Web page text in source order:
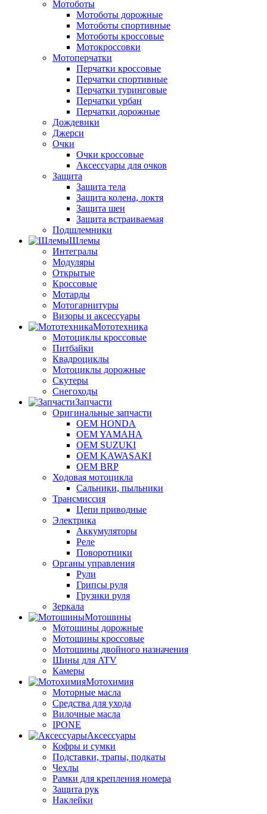
Мотоботы
Мотоботы дорожные
Мотоботы спортивные
Мотоботы кроссовые
Мотокроссовки
Мотоперчатки
Перчатки кроссовые
Перчатки спортивные
Перчатки туринговые
Перчатки урбан
Перчатки дорожные
Дождевики
Джерси
Очки
Очки кроссовые
Аксессуары для очков
Защита
Защита тела
Защита колена, локтя
Защита шеи
Защита встраиваемая
Подшлемники
Шлемы
Интегралы
Модуляры
Открытые
Кроссовые
Мотарды
Мотогарнитуры
Визоры и аксессуары
Мототехника
Мотоциклы кроссовые
Питбайки
Квадроциклы
Мотоциклы дорожные
Скутеры
Снегоходы
Запчасти
Оригинальные запчасти
OEM HONDA
OEM YAMAHA
OEM SUZUKI
OEM KAWASAKI
OEM BRP
Ходовая мотоцикла
Сальники, пыльники
Трансмиссия
Цепи приводные
Электрика
Аккумуляторы
Реле
Поворотники
Органы управления
Рули
Грипсы руля
Грузики руля
Зеркала
Мотошины
Мотошины дорожные
Мотошины кроссовые
Мотошины двойного назначения
Шины для ATV
Камеры
Мотохимия
Моторные масла
Средства для ухода
Вилочные масла
IPONE
Аксессуары
Кофры и сумки
Подставки, трапы, подкаты
Чехлы
Рамки для крепления номера
Защита рук
Наклейки